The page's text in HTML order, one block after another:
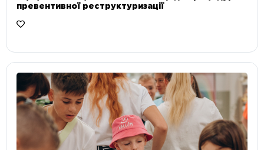
превентивної реструктуризації